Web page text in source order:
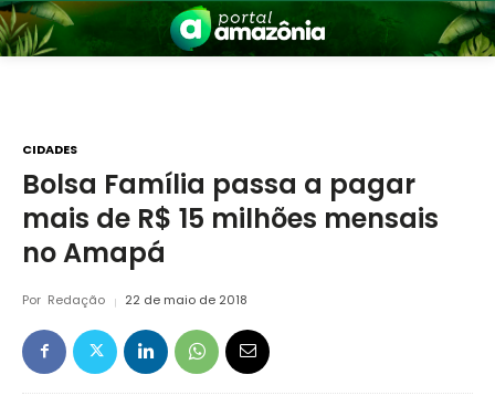
CIDADES
Bolsa Família passa a pagar
mais de R$ 15 milhões mensais
no Amapá
Por Redação 22 de maio de 2018